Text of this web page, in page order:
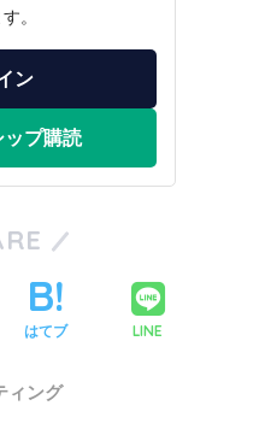
。
ン
プ購読
はてブ LINE
ィング